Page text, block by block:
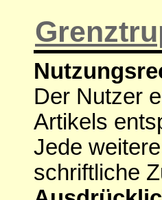
Der Nutzer
Artikels
Jede
schriftliche